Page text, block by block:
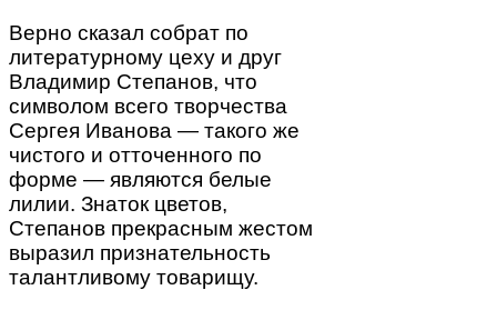
Верно сказал собрат по
литературному цеху и друг
Владимир Степанов, что
символом всего творчества
Сергея Иванова — такого же
чистого и отточенного по
форме — являются белые
лилии. Знаток цветов,
Степанов прекрасным жестом
выразил признательность
талантливому товарищу.